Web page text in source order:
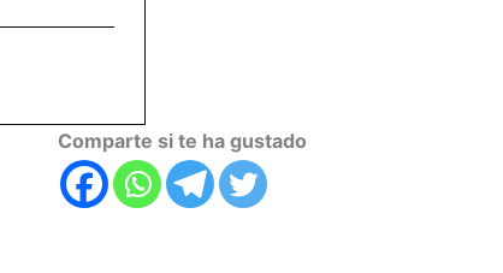
Comparte si te ha gustado